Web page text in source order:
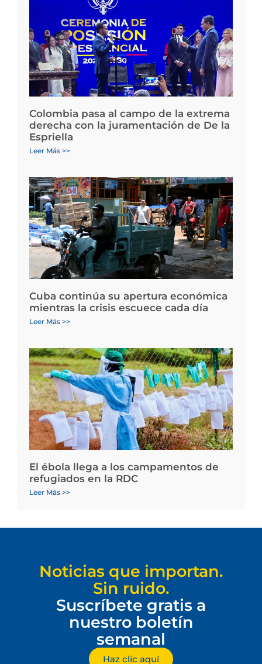
Colombia pasa al campo de la extrema
derecha con la juramentación de De la
Espriella
Leer Más >>
Cuba continúa su apertura económica
mientras la crisis escuece cada día
Leer Más >>
El ébola llega a los campamentos de
refugiados en la RDC
Leer Más >>
Noticias que importan.
Sin ruido.
Suscríbete gratis a
nuestro boletín
semanal
Haz clic aquí